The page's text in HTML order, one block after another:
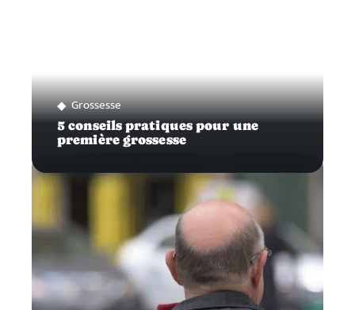
Grossesse
5 conseils pratiques pour une
première grossesse